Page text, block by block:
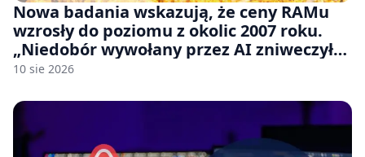
Nowa badania wskazują, że ceny RAMu
wzrosły do poziomu z okolic 2007 roku.
„Niedobór wywołany przez AI zniweczył
20 lat postępów w ciągu zaledwie kilku
10 sie 2026